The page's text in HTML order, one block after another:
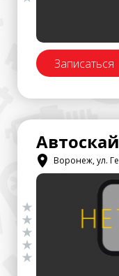
Записаться
Воронеж, ул.